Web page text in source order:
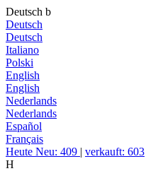
Deutsch b
Deutsch
Deutsch
Italiano
Polski
English
English
Nederlands
Nederlands
Español
Français
Heute Neu: 409 | verkauft: 603
H